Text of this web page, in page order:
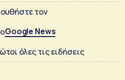
τον
Google News
όλες τις ειδήσεις